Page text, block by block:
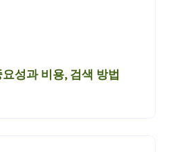
성과 비용, 검색 방법